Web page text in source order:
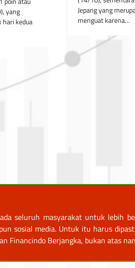
yang
hari kedua
Jepang yang
menguat karena…
seluruh masyarakat untuk
sosial media. Untuk itu harus
Financindo Berjangka, bukan atas